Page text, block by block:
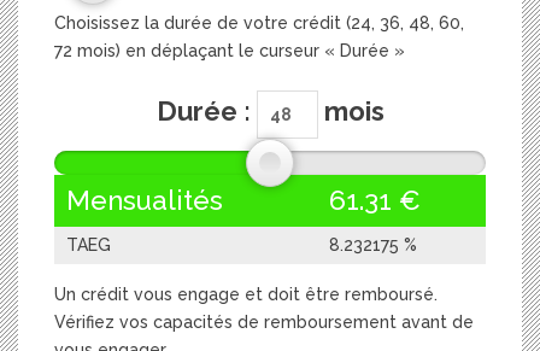
Choisissez la durée de votre crédit (24, 36, 48, 60,
72 mois) en déplaçant le curseur « Durée »
Durée : mois
Mensualités 61.31 €
TAEG 8.232175 %
Un crédit vous engage et doit être remboursé.
Vérifiez vos capacités de remboursement avant de